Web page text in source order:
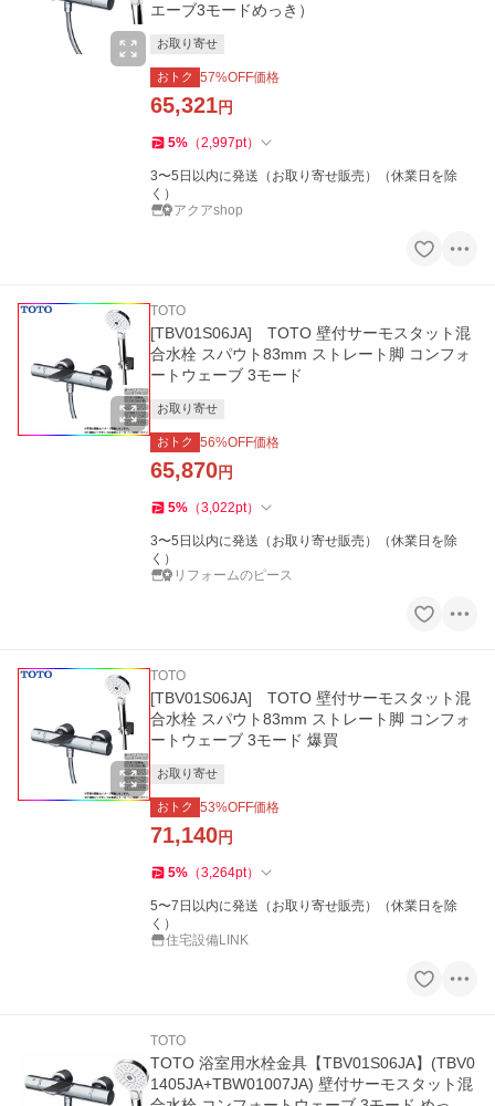
エーブ3モードめっき）
お取り寄せ
おトク 57%OFF価格
65,321円
5% （2,997pt）
3〜5日以内に発送（お取り寄せ販売）（休業日を除
く）
アクアshop
TOTO
[TBV01S06JA] TOTO 壁付サーモスタット混
合水栓 スパウト83mm ストレート脚 コンフォ
ートウェーブ 3モード
お取り寄せ
おトク 56%OFF価格
65,870円
5% （3,022pt）
3〜5日以内に発送（お取り寄せ販売）（休業日を除
く）
リフォームのピース
TOTO
[TBV01S06JA] TOTO 壁付サーモスタット混
合水栓 スパウト83mm ストレート脚 コンフォ
ートウェーブ 3モード 爆買
お取り寄せ
おトク 53%OFF価格
71,140円
5% （3,264pt）
5〜7日以内に発送（お取り寄せ販売）（休業日を除
く）
住宅設備LINK
TOTO
TOTO 浴室用水栓金具【TBV01S06JA】(TBV0
1405JA+TBW01007JA) 壁付サーモスタット混